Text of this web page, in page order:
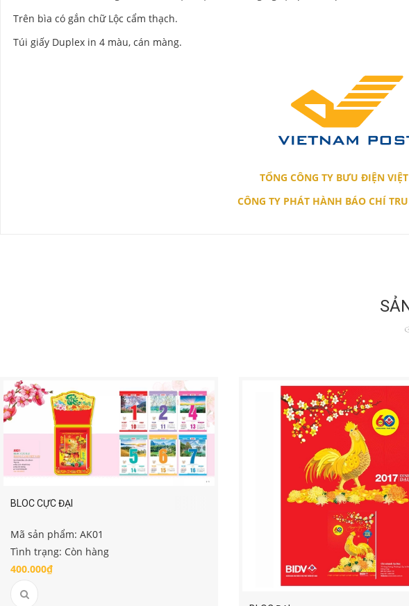
Trên bìa có gắn chữ Lộc cẩm thạch.
Túi giấy Duplex in 4 màu, cán màng.
TỔNG CÔNG TY BƯU ĐIỆN
CÔNG TY PHÁT HÀNH BÁO CHÍ
BLOC CỰC ĐẠI
Mã sản phẩm: AK01
Tình trạng: Còn hàng
400.000₫